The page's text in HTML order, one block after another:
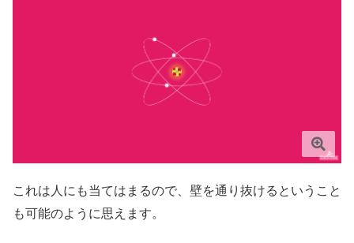
これは人にも当てはまるので、壁を通り抜けるということ
も可能のように思えます。